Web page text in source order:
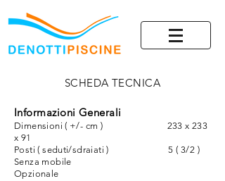
SCHEDA TECNICA
Informazioni Generali
Dimensioni ( +/- cm ) 233 x 233
x 91
Posti ( seduti/sdraiati ) 5 ( 3/2 )
Senza mobile
Opzionale